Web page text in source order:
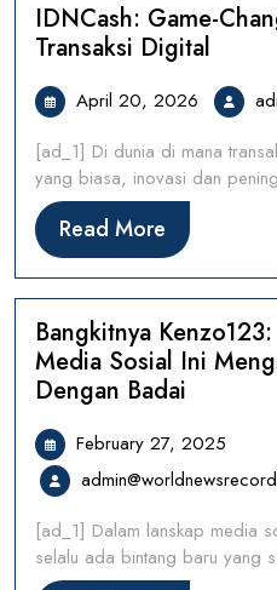
IDNCash: Game-
Transaksi Digital
April 20, 2026 April
20,
2026
[ad_1] Di dunia di mana
yang biasa, inovasi dan
Read More Read
More
Bangkitnya
Media Sosial Ini
Dengan Badai
February 27, 2025
[ad_1] Dalam lanskap media
selalu ada bintang baru yang